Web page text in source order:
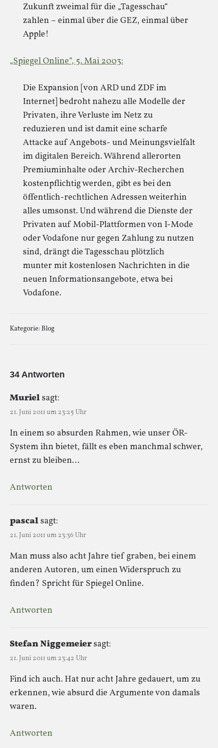
Zukunft zweimal für die „Tagesschau“
zahlen – einmal über die GEZ, einmal über
Apple!
„Spiegel Online“, 5. Mai 2003:
Die Expansion [von ARD und ZDF im
Internet] bedroht nahezu alle Modelle der
Privaten, ihre Verluste im Netz zu
reduzieren und ist damit eine scharfe
Attacke auf Angebots- und Meinungsvielfalt
im digitalen Bereich. Während allerorten
Premiuminhalte oder Archiv-Recherchen
kostenpflichtig werden, gibt es bei den
öffentlich-rechtlichen Adressen weiterhin
alles umsonst. Und während die Dienste der
Privaten auf Mobil-Plattformen von I-Mode
oder Vodafone nur gegen Zahlung zu nutzen
sind, drängt die Tagesschau plötzlich
munter mit kostenlosen Nachrichten in die
neuen Informationsangebote, etwa bei
Vodafone.
Kategorie:Blog
34 Antworten
Murielsagt:
21. Juni 2011 um 23:25 Uhr
In einem so absurden Rahmen, wie unser ÖR-
System ihn bietet, fällt es eben manchmal schwer,
ernst zu bleiben…
Antworten
pascalsagt:
21. Juni 2011 um 23:36 Uhr
Man muss also acht Jahre tief graben, bei einem
anderen Autoren, um einen Widerspruch zu
finden? Spricht für Spiegel Online.
Antworten
Stefan Niggemeiersagt:
21. Juni 2011 um 23:42 Uhr
Find ich auch. Hat nur acht Jahre gedauert, um zu
erkennen, wie absurd die Argumente von damals
waren.
Antworten